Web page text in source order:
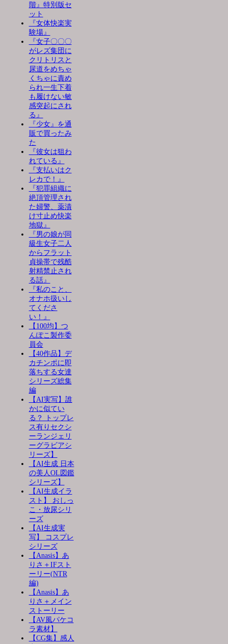
階』特別版セ
ット
『女体快楽実
験場』
『女子〇〇〇
がレズ集団に
クリトリスと
尿道をめちゃ
くちゃに責め
られ一生下着
も履けない敏
感突起にされ
る』
『少女』を通
販で買ったみ
た
『彼女は狙わ
れている』
『支払いはク
レカで！』
『犯罪組織に
絶頂管理され
た婦警、薬漬
け寸止め快楽
地獄』
『男の娘が同
級生女子二人
からフラット
貞操帯で残酷
射精禁止され
る話』
『私のこと、
オナホ扱いし
てくださ
い！』
【100均】つ
んぽこ製作委
員会
【40作品】デ
カチンポに即
落ちする女達
シリーズ総集
編
【AI実写】誰
かに似てい
る？ トップレ
ス有りセクシ
ーランジェリ
ーグラビアシ
リーズ】
【AI生成 日本
の美人OL図鑑
シリーズ】
【AI生成イラ
スト】 おしっ
こ・放尿シリ
ーズ
【AI生成実
写】 コスプレ
シリーズ
【Anasis】あ
りさ＋IFスト
ーリー(NTR
編)
【Anasis】あ
りさ＋メイン
ストーリー
【AV風パケコ
ラ素材】
【CG集】感人